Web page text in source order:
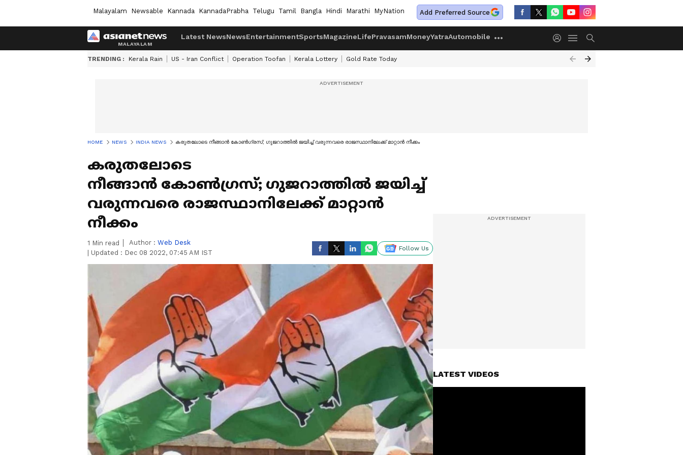
Malayalam Newsable Kannada KannadaPrabha Telugu Tamil Bangla Hindi Marathi MyNation Add Preferred Source
Latest NewsNewsEntertainmentSportsMagazineLifePravasamMoneyYatraAutomobile
TRENDING : Kerala Rain US - Iran Conflict Operation Toofan Kerala Lottery Gold Rate Today
HOME NEWS INDIA NEWS കരുതലോടെ നീങ്ങാൻ കോൺഗ്രസ്; ഗുജറാത്തില്‍ ജയിച്ച് വരുന്നവരെ രാജസ്ഥാനിലേക്ക് മാറ്റാൻ നീക്കം
കരുതലോടെ
നീങ്ങാൻ കോൺഗ്രസ്; ഗുജറാത്തില്‍ ജയിച്ച്
വരുന്നവരെ രാജസ്ഥാനിലേക്ക് മാറ്റാൻ
നീക്കം
1 Min read Author : Web Desk
Updated : Dec 08 2022, 07:45 AM IST
Follow Us
LATEST VIDEOS